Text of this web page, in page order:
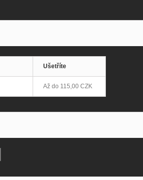
Ušetříte
Až do 115,00 CZK